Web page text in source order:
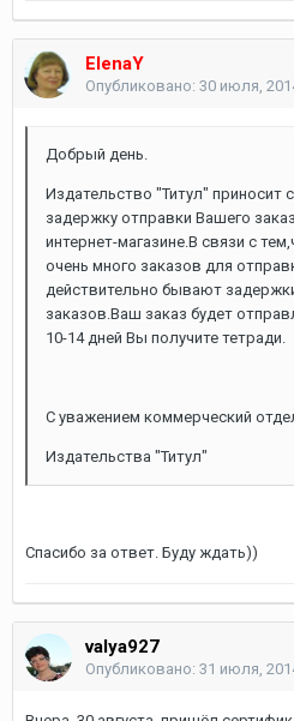
ElenaY
Опубликовано: 30 июля,
Добрый день.
Издательство "Титул" приносит
задержку отправки Вашего
интернет-магазине.В связи с
очень много заказов для
действительно бывают
заказов.Ваш заказ будет
10-14 дней Вы получите тетради.
С уважением коммерческий
Издательства "Титул"
Спасибо за ответ. Буду ждать))
valya927
Опубликовано: 31 июля,